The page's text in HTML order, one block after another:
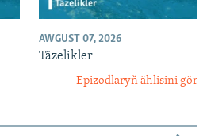
AWGUST 07, 2026
Täzelikler
Epizodlaryň ählisini gör